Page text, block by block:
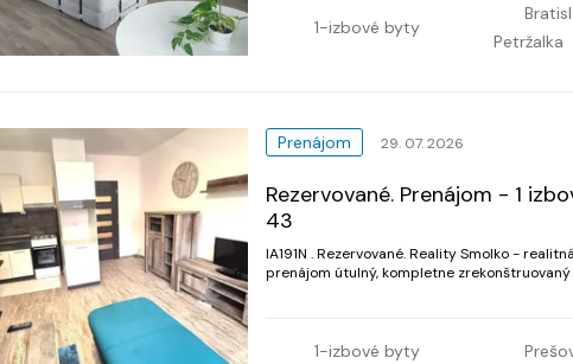
1-izbové byty
Petržalka
Prenájom 29. 07. 2026
Rezervované. Prenájom - 1
43
IA191N . Rezervované. Reality Smolko - realitná kancelária Vám exkluzívne ponúka na
prenájom útulný, kompletne zrekonštruovaný
1-izbové byty